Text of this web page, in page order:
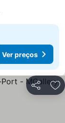
Ver preços
Partilhar